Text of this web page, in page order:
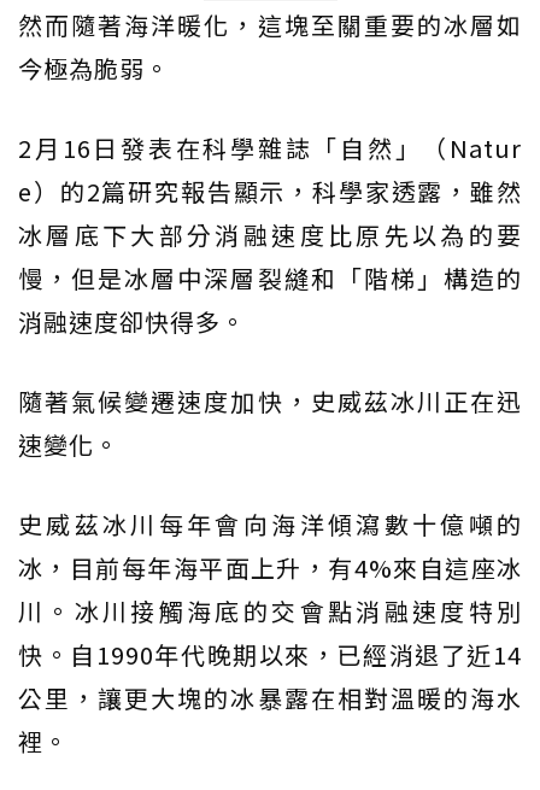
然而隨著海洋暖化，這塊至關重要的冰層如
今極為脆弱。
2月16日發表在科學雜誌「自然」（Natur
e）的2篇研究報告顯示，科學家透露，雖然
冰層底下大部分消融速度比原先以為的要
慢，但是冰層中深層裂縫和「階梯」構造的
消融速度卻快得多。
隨著氣候變遷速度加快，史威茲冰川正在迅
速變化。
史威茲冰川每年會向海洋傾瀉數十億噸的
冰，目前每年海平面上升，有4%來自這座冰
川。冰川接觸海底的交會點消融速度特別
快。自1990年代晚期以來，已經消退了近14
公里，讓更大塊的冰暴露在相對溫暖的海水
裡。